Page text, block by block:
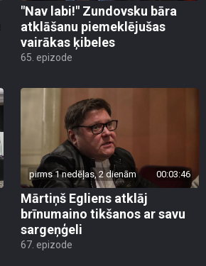
"Nav labi!" Zundovsku bāra
atklāšanu piemeklējušas
vairākas ķibeles
65. epizode
pirms 1 nedēļas, 2 dienām 00:03:46
Mārtiņš Egliens atklāj
brīnumaino tikšanos ar savu
sargeņģeli
67. epizode